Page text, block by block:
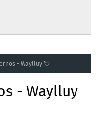
- Waylluy 💘
- Waylluy